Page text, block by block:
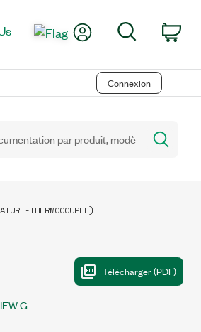
My AccountSearch
Connexion
THERMOCOUPLE)
G